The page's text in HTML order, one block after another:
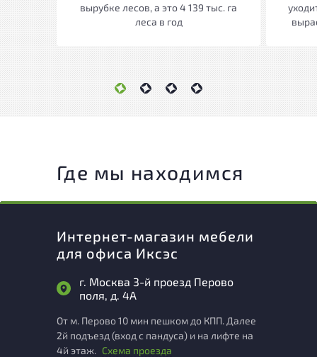
вырубке лесов, а это 4 139 тыс. га
леса в год
Где мы находимся
Интернет-магазин мебели
для офиса Иксэс
г. Москва 3-й проезд Перово
поля, д. 4А
От м. Перово 10 мин пешком до КПП. Далее
2й подъезд (вход с пандуса) и на лифте на
4й этаж. Схема проезда